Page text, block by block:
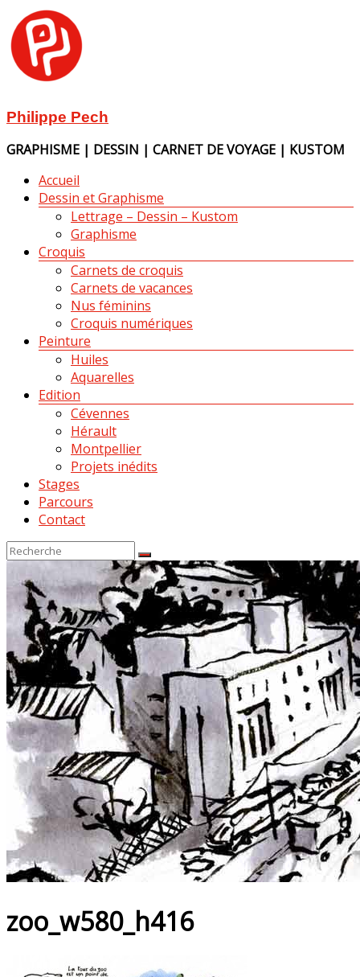
Aller
au
contenu
Philippe Pech
GRAPHISME | DESSIN | CARNET DE VOYAGE | KUSTOM
MenuAccueil
Dessin et Graphisme
Lettrage – Dessin – Kustom
Graphisme
Croquis
Carnets de croquis
Carnets de vacances
Nus féminins
Croquis numériques
Peinture
Huiles
Aquarelles
Edition
Cévennes
Hérault
Montpellier
Projets inédits
Stages
Parcours
Contact
zoo_w580_h416